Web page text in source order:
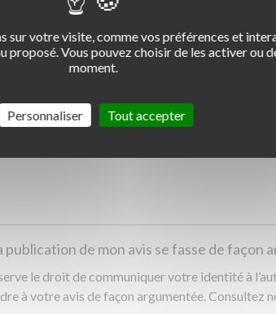
2 3 4
publication de mon avis se fasse de façon
le droit de communiquer votre identité à
à votre avis de façon argumentée. Consultez
sur votre visite, comme vos préférences et
proposé. Vous pouvez choisir de les activer ou
moment.
Tout accepter
Personnaliser